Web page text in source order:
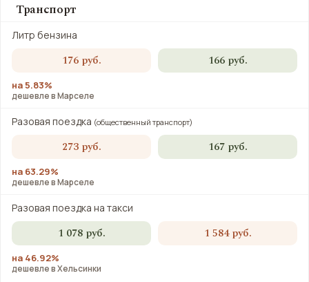
Транспорт
Литр бензина
176 руб. 166 руб.
на 5.83%
дешевле в Марселе
Разовая поездка (общественный транспорт)
273 руб. 167 руб.
на 63.29%
дешевле в Марселе
Разовая поездка на такси
1 078 руб. 1 584 руб.
на 46.92%
дешевле в Хельсинки